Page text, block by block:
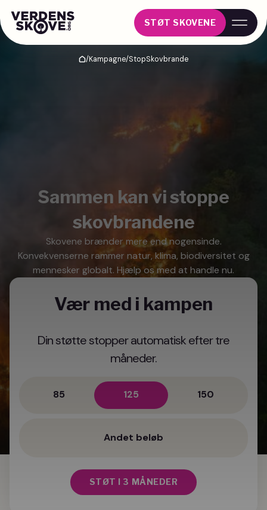
STØT SKOVENE
Hjem/Kampagne/StopSkovbrande
Sammen kan vi stoppe
skovbrandene
Skovene brænder mere end nogensinde.
Konvekvenserne rammer natur, klima, biodiversitet og
mennesker globalt. Hjælp os med at handle nu.
Vær med i kampen
Din støtte stopper automatisk efter tre
måneder.
85 125 150
STØT I 3 MÅNEDER